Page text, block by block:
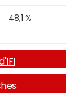
48,1 %